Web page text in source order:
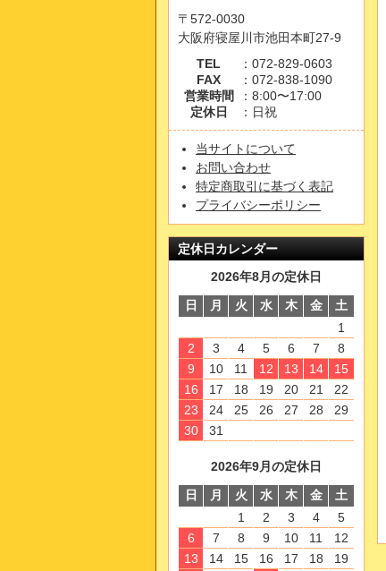
〒572-0030
大阪府寝屋川市池田本町27-9
TEL
：072-829-0603
FAX
：072-838-1090
営業時間
：8:00〜17:00
定休日
：日祝
当サイトについて
お問い合わせ
特定商取引に基づく表記
プライバシーポリシー
定休日カレンダー
2026年8月の定休日
日
月 火 水 木 金
土
1
2
3 4 5 6 7
8
9
10 11 12 13 14
15
16
17 18 19 20 21
22
23
24 25 26 27 28
29
30
31
2026年9月の定休日
日
月 火 水 木 金
土
1
2 3 4
5
6
7 8 9 10 11
12
13
14 15 16 17 18 19